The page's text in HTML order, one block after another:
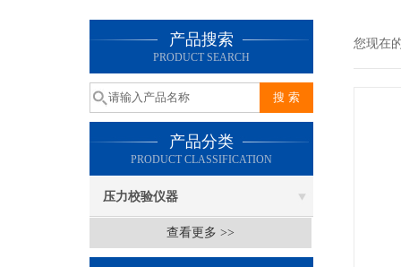
产品搜索
PRODUCT SEARCH
产品分类
PRODUCT CLASSIFICATION
压力校验仪器
查看更多 >>
您现在